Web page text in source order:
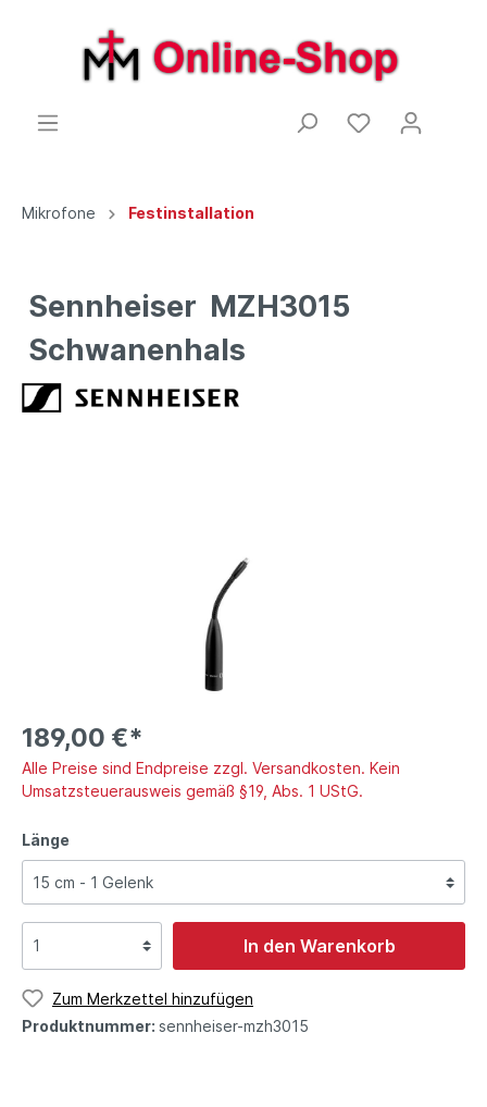
Mikrofone Festinstallation
Sennheiser MZH3015
Schwanenhals
189,00 €*
Alle Preise sind Endpreise zzgl. Versandkosten. Kein
Umsatzsteuerausweis gemäß §19, Abs. 1 UStG.
Länge
In den Warenkorb
Zum Merkzettel hinzufügen
Produktnummer: sennheiser-mzh3015